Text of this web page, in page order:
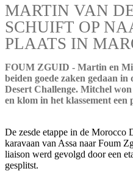
MARTIN VAN
SCHUIFT OP
PLAATS IN
FOUM ZGUID - Martin en
beiden goede zaken gedaan in
Desert Challenge. Mitchel
en klom in het klassement een
De zesde etappe in de Morocco
karavaan van Assa naar Foum
liaison werd gevolgd door een
gesplitst.